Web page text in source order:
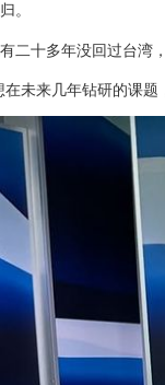
。
二十多年没回过台湾
在未来几年钻研的课